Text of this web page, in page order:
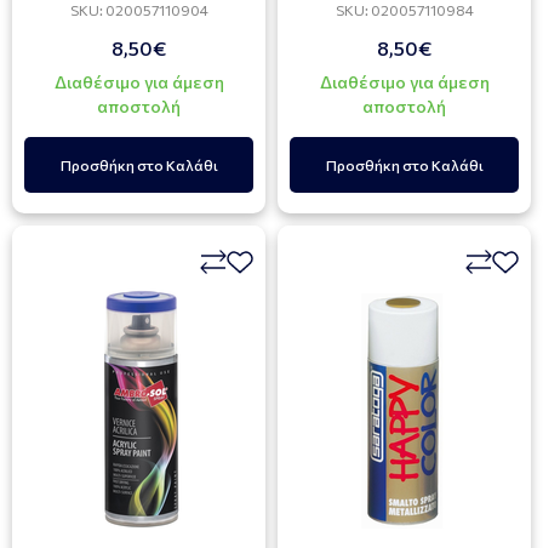
SKU: 020057110904
8,50€
Διαθέσιμο για άμεση
αποστολή
Προσθήκη στο Καλάθι
SKU: 020057110984
8,50€
Διαθέσιμο για άμεση
αποστολή
Προσθήκη στο Καλάθι